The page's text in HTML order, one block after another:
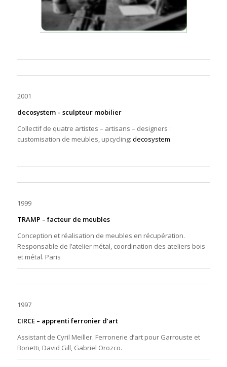
2001
decosystem – sculpteur mobilier
Collectif de quatre artistes – artisans – designers :
customisation de meubles, upcycling: decosystem
1999
TRAMP – facteur de meubles
Conception et réalisation de meubles en récupération.
Responsable de l’atelier métal, coordination des ateliers bois
et métal. Paris
1997
CIRCE – apprenti ferronier d’art
Assistant de Cyril Meiller. Ferronerie d’art pour Garrouste et
Bonetti, David Gill, Gabriel Orozco.